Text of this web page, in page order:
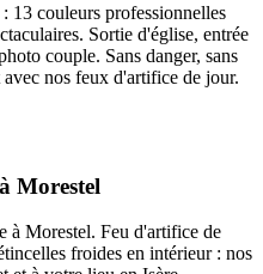
13 couleurs professionnelles
Sortie d'église, entrée
couple. Sans danger, sans
nos feux d'artifice de jour.
à Morestel
à Morestel. Feu d'artifice de
froides en intérieur : nos